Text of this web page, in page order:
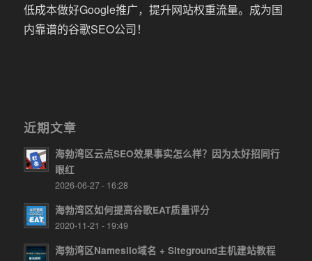
低成本做好Google推广，提升网站权重流量。成为国
内靠谱的谷歌SEO公司！
近期文章
海勃湾区云点SEO效果事实怎么样？因为太好招同行
眼红
2026-06-27 - 16:28
海勃湾区如何提高谷歌EAT质量评分
2020-11-21 - 19:49
海勃湾区Namesilo域名 + Siteground主机建站教程